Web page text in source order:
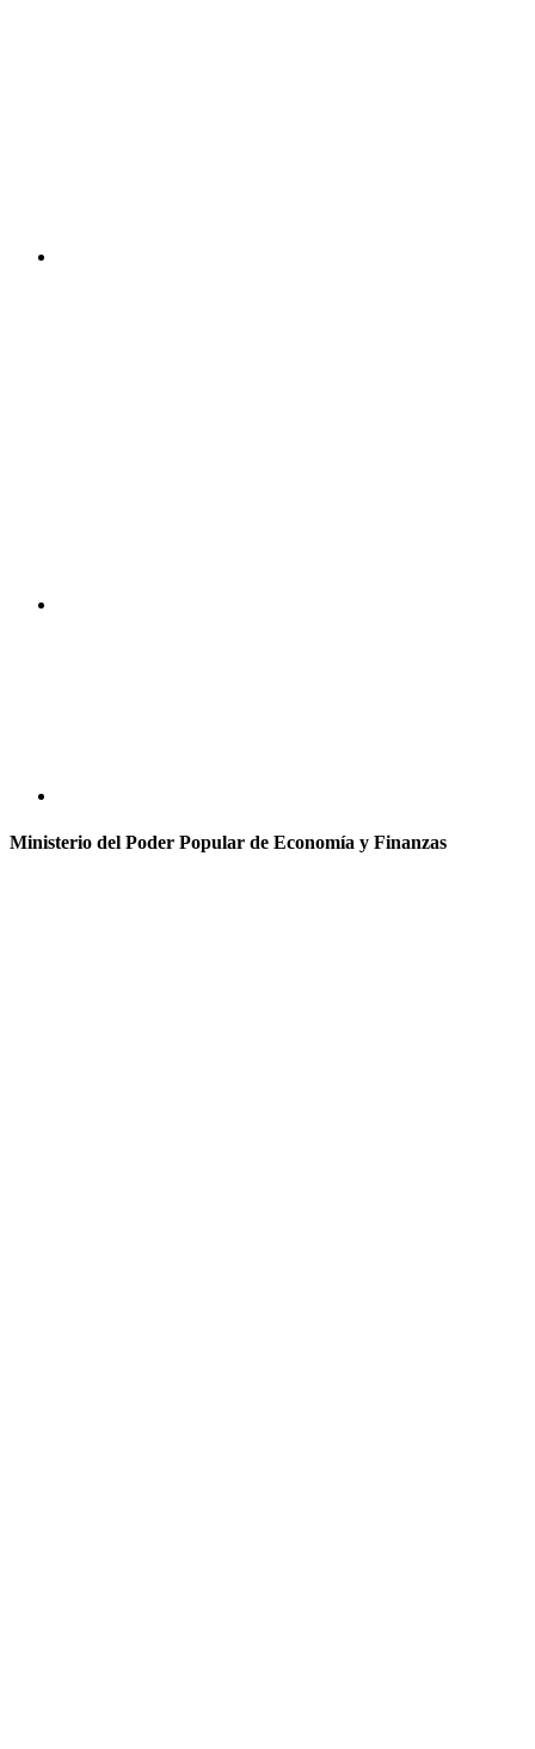
Ministerio del Poder Popular de Economía y Finanzas